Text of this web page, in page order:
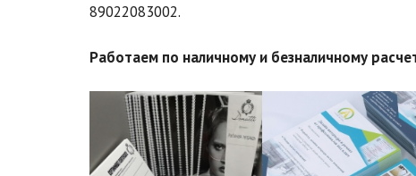
89022083002.
Работаем по наличному и безналичному